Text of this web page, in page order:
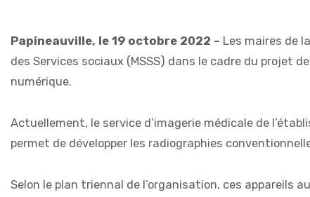
Papineauville, le 19 octobre 2022 – Les maires de
des Services sociaux (MSSS) dans le cadre du projet
numérique.
Actuellement, le service d’imagerie médicale de
permet de développer les radiographies
Selon le plan triennal de l’organisation, ces appareils